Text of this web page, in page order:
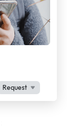
Request